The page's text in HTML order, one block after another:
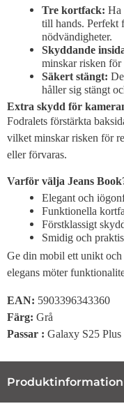
Tre kortfack: Ha
till hands. Perfekt
nödvändigheter.
Skyddande
minskar risken
Säkert stängt:
håller sig stängt
Extra skydd för
Fodralets förstärkta
vilket minskar risken för
eller förvaras.
Varför välja Jeans
Elegant och
Funktionella
Förstklassigt
Smidig och
Ge din mobil ett unikt och
elegans möter
EAN: 5903396343360
Färg: Grå
Passar : Galaxy S25 Plus
Produktinformation